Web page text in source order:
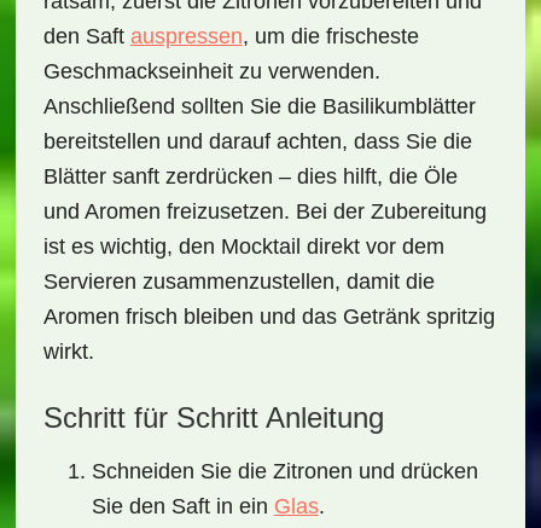
den Saft auspressen, um die frischeste
Geschmackseinheit zu verwenden.
Anschließend sollten Sie die Basilikumblätter
bereitstellen und darauf achten, dass Sie die
Blätter sanft zerdrücken – dies hilft, die Öle
und Aromen freizusetzen. Bei der Zubereitung
ist es wichtig, den Mocktail direkt vor dem
Servieren zusammenzustellen, damit die
Aromen frisch bleiben und das Getränk spritzig
wirkt.
Schritt für Schritt Anleitung
Schneiden Sie die Zitronen und drücken
Sie den Saft in ein Glas.